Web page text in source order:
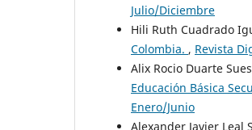
Julio/Diciembre
Hili Ruth Cuadrado
Colombia. , Revista
Alix Rocio Duarte
Educación Básica
Enero/Junio
Alexander Javier Leal